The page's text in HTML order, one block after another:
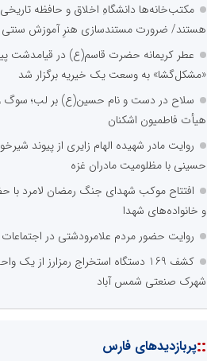
مکتب‌خانه‌ها دانشگاهِ اخلاق و حافظه
هستند/ ضرورت مستندسازی هنرِ آموزش سنتی
عطر کریمانه حضرت قاسم(ع) در قیامدشت
«مشکل‌گشا» به وسعت یک خیریه برگزار شد
سلاح در دست و نام حسین(ع) بر لب؛ سوگ
هیأت فاطمیون اشکنان
روایت مادر شهیده الهام زایری از پیوند
حسینی با مظلومیت مادران غزه
افتتاح موکب شهدای جنگ رمضان لامرد با
و خانواده‌های شهدا
روایت حضور مردم علامرودشتی در اجتماعات
کشف 169 دستگاه استخراج رمزارز از
شهرک صنعتی شمس آباد
::پربازدیدهای فارس